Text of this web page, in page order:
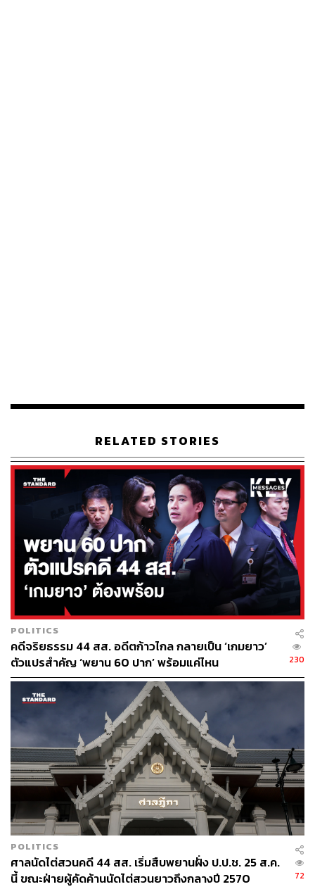
การเมืองไทย และยืนยันเลือกตั้งใหญ่ครั้งหน้าจะได้เห็นเพชร
กรุณพล เป็น ส.ส. กรุงเทพมหานคร อย่างแน่นอน
“จากนี้ผมจะยังคงทำงานอย่างต่อเนื่อง จะเดินทางไปรับฟัง
ปัญหาของพ่อแม่พี่น้องประชาชนให้มากขึ้น เพราะที่ผ่านมา
อาจจะมีเวลาน้อยที่ได้ไปในพื้นที่ จากนี้เวลาสภาผู้แทน
ราษฎรเหลืออีก 1 ปี ตั้งใจว่าจะทำงานหนัก ประชาชนจะได้
เห็นหน้าของผมมากขึ้น และบางทีอาจจะมากกว่าคนใน
ครอบครัวของผมด้วยซ้ำ” กรุณพลกล่าว
ขณะที่ชัยธวัชกล่าวว่า จากนี้ไปงานในสภาผู้แทนราษฎร เรา
จะรักษามาตรฐานไว้ ขณะเดียวกันก็เชื่อว่าอีกไม่เกิน 1 ปี
รัฐบาลจะยุบสภา เพราะลากต่อไปอีกไม่ได้แล้ว เนื่องจาก
ความไม่พอใจของประชาชนและความขัดแย้งภายในของ
รัฐบาลเอง ดังนั้นในระยะเวลา 1 ปีนี้ สิ่งที่เราต้องทำคือการเต
รียมผู้สมัครทั้งประเทศ รวมถึงเตรียมงานนโยบายที่จะ
สามารถทำให้ได้รับความไว้วางใจไม่ยิ่งหย่อนกว่าสมัยเป็น
พรรคอนาคตใหม่ โดยเฉพาะในสถานการณ์โควิดที่
ประชาชนได้รับผลกระทบจากความผิดพลาดและไร้
ประสิทธิภาพของรัฐบา
TAGS: สุรชาติ เทียนทอง การเลือกตั้งซ่อม
พรรคก้าวไกล
เพชร-กรุณพล เทียนสุวรรณ
เลือกตั้งซ่อม​หลักสี่​
RELATED STORIES
POLITICS
คดีจริยธรรม 44 สส. อดีตก้าวไกล กลายเป็น ‘เกมยาว’
ตัวแปรสำคัญ ‘พยาน 60 ปาก’ พร้อมแค่ไหน
230
POLITICS
ศาลนัดไต่สวนคดี 44 สส. เริ่มสืบพยานฝั่ง ป.ป.ช. 25 ส.ค.
นี้ ขณะฝ่ายผู้คัดค้านนัดไต่สวนยาวถึงกลางปี 2570
72